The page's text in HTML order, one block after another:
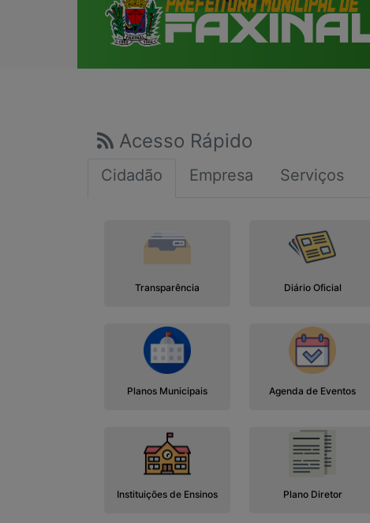
Acesso Rápido
Cidadão Empresa Serviços
Transparência Diário Oficial
Planos Municipais Agenda de Eventos
Instituições de Ensinos Plano Diretor